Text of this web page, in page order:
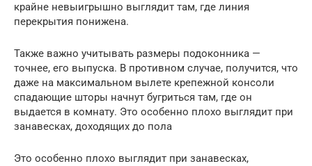
крайне невыигрышно выглядит там, где линия
перекрытия понижена.
Также важно учитывать размеры подоконника —
точнее, его выпуска. В противном случае, получится, что
даже на максимальном вылете крепежной консоли
спадающие шторы начнут бугриться там, где он
выдается в комнату. Это особенно плохо выглядит при
занавесках, доходящих до пола
Это особенно плохо выглядит при занавесках,